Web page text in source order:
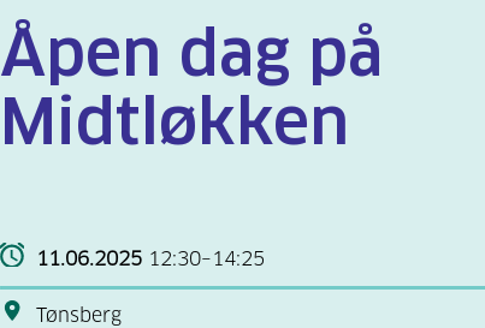
Åpen dag på
Midtløkken
11.06.2025 12:30–14:25
Tønsberg